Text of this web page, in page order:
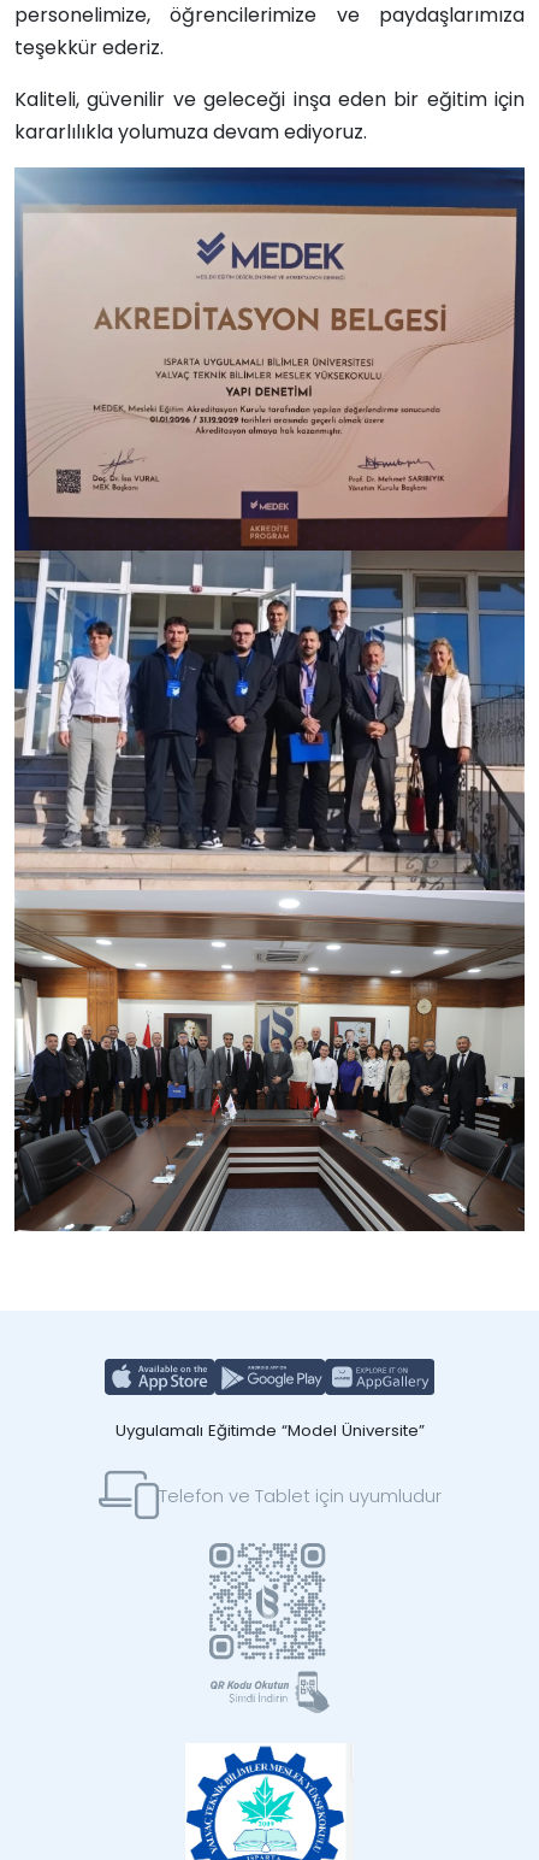
personelimize, öğrencilerimize ve paydaşlarımıza
teşekkür ederiz.
Kaliteli, güvenilir ve geleceği inşa eden bir eğitim için
kararlılıkla yolumuza devam ediyoruz.
Uygulamalı Eğitimde “Model Üniversite”
Telefon ve Tablet için uyumludur